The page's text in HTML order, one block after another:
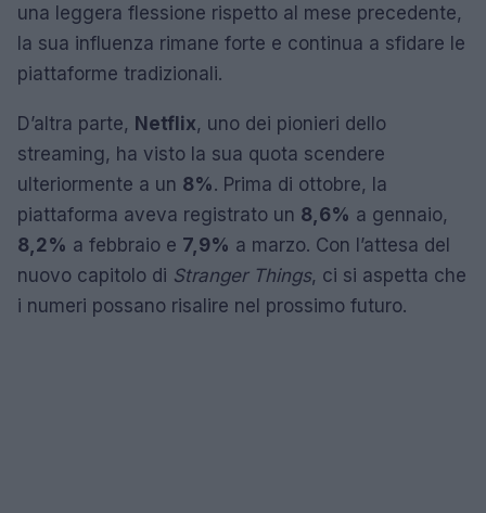
una leggera flessione rispetto al mese precedente,
la sua influenza rimane forte e continua a sfidare le
piattaforme tradizionali.
D’altra parte, Netflix, uno dei pionieri dello
streaming, ha visto la sua quota scendere
ulteriormente a un 8%. Prima di ottobre, la
piattaforma aveva registrato un 8,6% a gennaio,
8,2% a febbraio e 7,9% a marzo. Con l’attesa del
nuovo capitolo di Stranger Things, ci si aspetta che
i numeri possano risalire nel prossimo futuro.